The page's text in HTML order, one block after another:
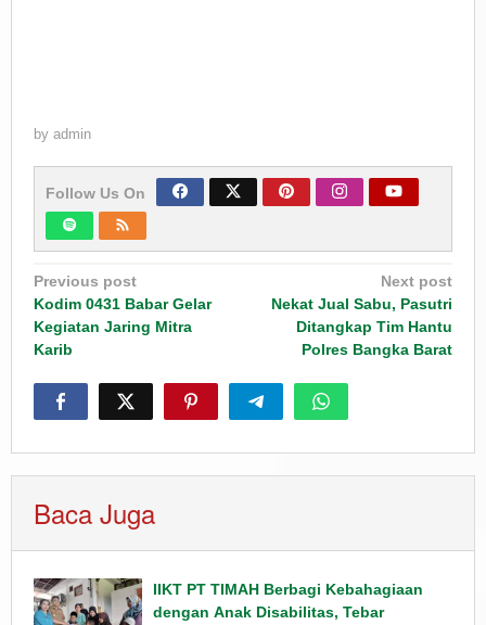
by admin
Follow Us On
Post
navigation
Previous post
Kodim 0431 Babar Gelar
Kegiatan Jaring Mitra
Karib
Next post
Nekat Jual Sabu, Pasutri
Ditangkap Tim Hantu
Polres Bangka Barat
Baca Juga
IIKT PT TIMAH Berbagi Kebahagiaan
dengan Anak Disabilitas, Tebar